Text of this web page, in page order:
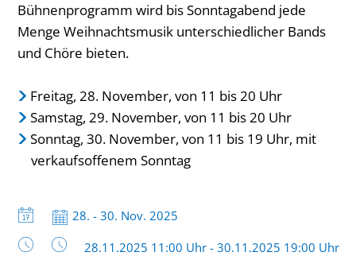
Bühnenprogramm wird bis Sonntagabend jede
Menge Weihnachtsmusik unterschiedlicher Bands
und Chöre bieten.
Freitag, 28. November, von 11 bis 20 Uhr
Samstag, 29. November, von 11 bis 20 Uhr
Sonntag, 30. November, von 11 bis 19 Uhr, mit
verkaufsoffenem Sonntag
Datum:
28. - 30. Nov. 2025
Uhrzeit:
28.11.2025 11:00 Uhr - 30.11.2025 19:00 Uhr